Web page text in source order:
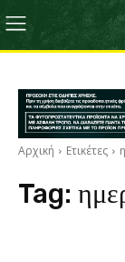
Αρχική Ετικέτες
Tag: